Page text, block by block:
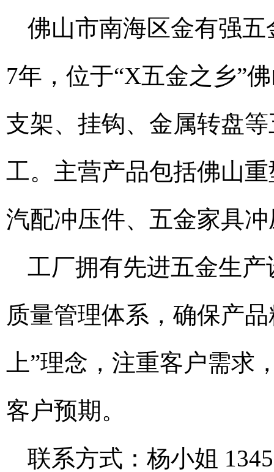
佛山市南海区金有强
7年，位于“X五金之乡”
支架、挂钩、金属转盘
工。主营产品包括佛山
汽配冲压件、五金家具
工厂拥有先进五金生
质量管理体系，确保产
上”理念，注重客户需
客户预期。
联系方式：杨小姐